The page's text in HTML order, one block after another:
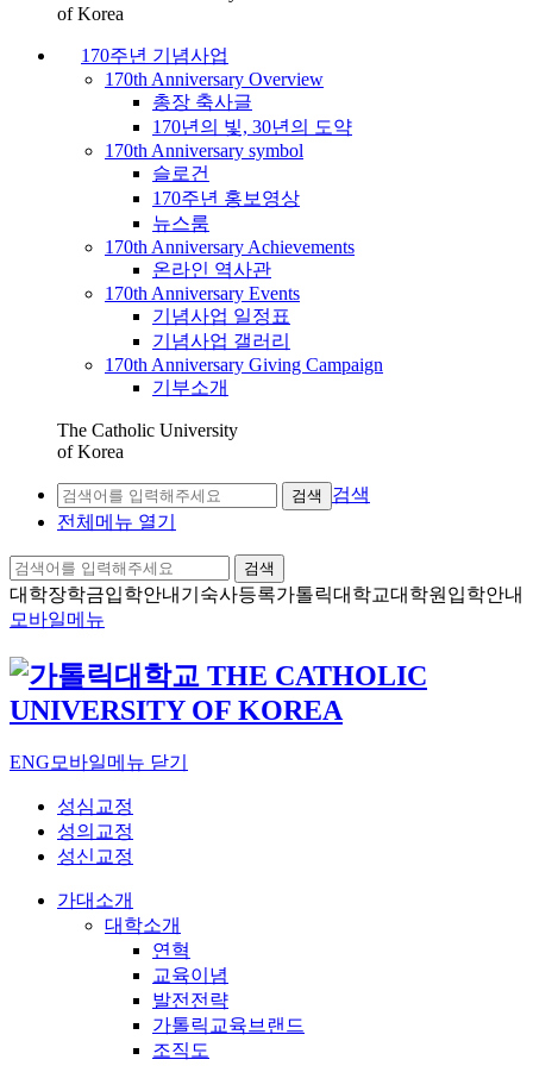
of Korea
170주년 기념사업
170th Anniversary Overview
총장 축사글
170년의 빛, 30년의 도약
170th Anniversary symbol
슬로건
170주년 홍보영상
뉴스룸
170th Anniversary Achievements
온라인 역사관
170th Anniversary Events
기념사업 일정표
기념사업 갤러리
170th Anniversary Giving Campaign
기부소개
The Catholic University
of Korea
검색
검색
전체메뉴 열기
검색
대학장학금입학안내 기숙사등록가톨릭대학교대학원입학안내
모바일메뉴
ENG 모바일메뉴 닫기
성심교정
성의교정
성신교정
가대소개
대학소개
연혁
교육이념
발전전략
가톨릭교육브랜드
조직도